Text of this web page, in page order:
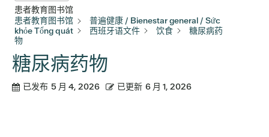
患者教育图书馆
患者教育图书馆
普遍健康 / Bienestar general / Sức
khỏe Tổng quát
西班牙语文件 饮食
糖尿病药
物
糖尿病药物
已发布 5 月 4, 2026 已更新 6 月 1, 2026